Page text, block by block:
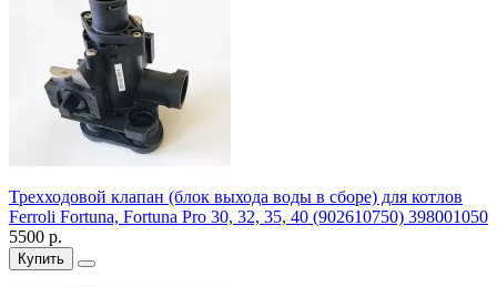
Трехходовой клапан (блок выхода воды в сборе) для котлов
Ferroli Fortuna, Fortuna Pro 30, 32, 35, 40 (902610750) 398001050
5500 р.
Купить